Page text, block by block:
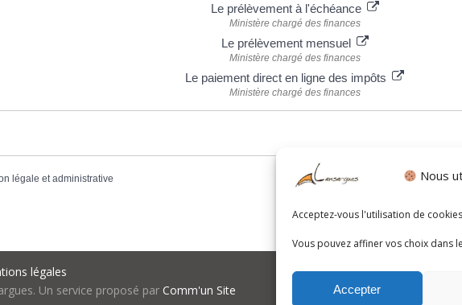
Nous
Acceptez-vous l'utilisation de
Vous pouvez affiner vos choix dans
Accepter
Le prélèvement à l'échéance
Ministère chargé des finances
Le prélèvement mensuel
Ministère chargé des finances
Le paiement direct en ligne des impôts
Ministère chargé des finances
légale et administrative
légales
Un service proposé par Comm'un Site